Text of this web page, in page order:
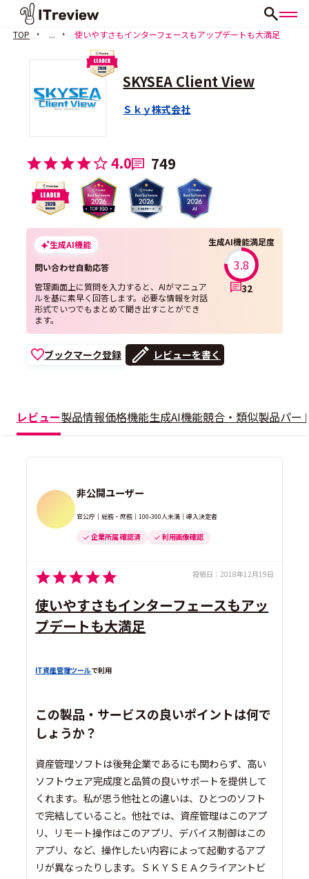
TOP ... 使いやすさもインターフェースもアップデートも大満足
SKYSEA Client View
Ｓｋｙ株式会社
4.0 749
生成AI機能
問い合わせ自動応答
管理画面上に質問を入力すると、AIがマニュア
ルを基に素早く回答します。必要な情報を対話
形式でいつでもまとめて聞き出すことができ
ます。
生成AI機能満足度
3.8
32
ブックマーク登録 レビューを書く
レビュー製品情報価格機能生成AI機能競合・類似製品パー
非公開ユーザー
官公庁｜総務・庶務｜100-300人未満｜導入決定者
企業所属 確認済 利用画像確認
投稿日： 2018年12月19日
使いやすさもインターフェースもアッ
プデートも大満足
IT資産管理ツールで利用
この製品・サービスの良いポイントは何で
しょうか？
資産管理ソフトは後発企業であるにも関わらず、高い
ソフトウェア完成度と品質の良いサポートを提供して
くれます。私が思う他社との違いは、ひとつのソフト
で完結していること。他社では、資産管理はこのアプ
リ、リモート操作はこのアプリ、デバイス制御はこの
アプリ、など、操作したい内容によって起動するアプ
リが異なったりします。ＳＫＹＳＥＡクライアントビ